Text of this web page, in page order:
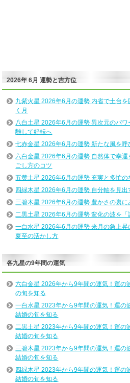
2026年 6月 運勢と吉方位
九紫火星 2026年6月の運勢 内省で土台
く月
八白土星 2026年6月の運勢 異次元のパ
離して好転へ
七赤金星 2026年6月の運勢 新たな風を呼
六白金星 2026年6月の運勢 自然体で幸
ごし方のコツ
五黄土星 2026年6月の運勢 充実と多忙
四緑木星 2026年6月の運勢 自分軸を見
三碧木星 2026年6月の運勢 豊かさの裏に
二黒土星 2026年6月の運勢 変化の波を
一白水星 2026年6月の運勢 来月の急上
夏至の活かし方
各九星の9年間の運気
六白金星 2026年から9年間の運気！運
の旬を知る
一白水星 2023年から9年間の運気！運
結婚の旬を知る
二黒土星 2023年から9年間の運気！運
結婚の旬を知る
三碧木星 2023年から9年間の運気！運
結婚の旬を知る
四緑木星 2023年から9年間の運気！運
結婚の旬を知る